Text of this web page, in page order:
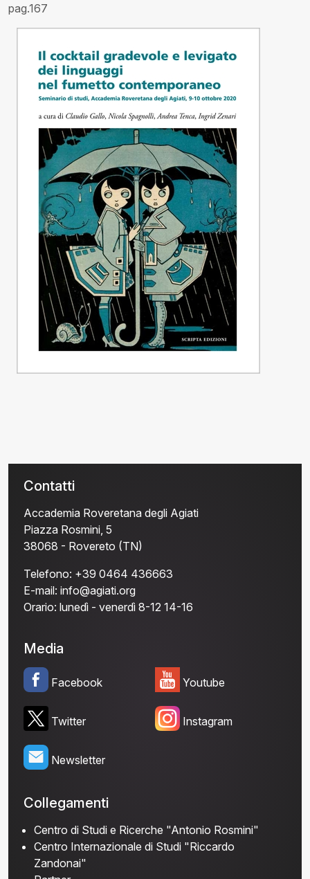
pag.167
Contatti
Accademia Roveretana degli Agiati
Piazza Rosmini, 5
38068 - Rovereto (TN)
Telefono: +39 0464 436663
E-mail: info@agiati.org
Orario: lunedì - venerdì 8-12 14-16
Media
Facebook
Twitter
Newsletter
Youtube
Instagram
Collegamenti
Centro di Studi e Ricerche "Antonio Rosmini"
Centro Internazionale di Studi "Riccardo
Zandonai"